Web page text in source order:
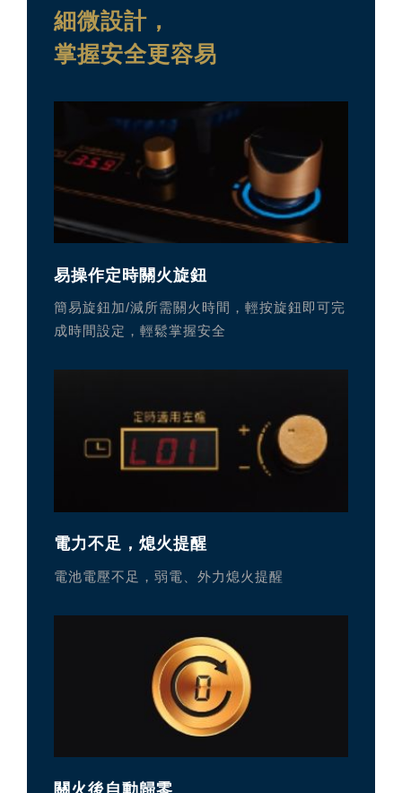
細微設計，
掌握安全更容易
易操作定時關火旋鈕
簡易旋鈕加/減所需關火時間，輕按旋鈕即可完
成時間設定，輕鬆掌握安全
電力不足，熄火提醒
電池電壓不足，弱電、外力熄火提醒
關火後自動歸零